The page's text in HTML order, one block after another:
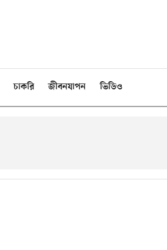
চাকরি জীবনযাপন ভিডিও